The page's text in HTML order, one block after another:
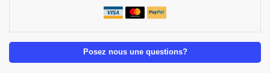
Posez nous une questions?